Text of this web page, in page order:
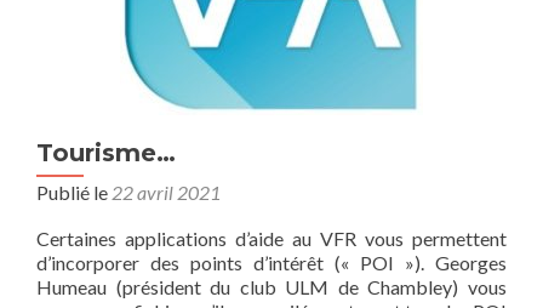
Tourisme…
Publié le 22 avril 2021
Certaines applications d’aide au VFR vous permettent
d’incorporer des points d’intérêt (« POI »). Georges
Humeau (président du club ULM de Chambley) vous